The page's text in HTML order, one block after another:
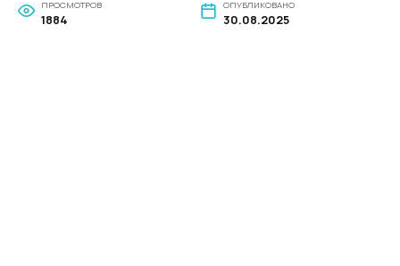
ПРОСМОТРОВ
1884
ОПУБЛИКОВАНО
30.08.2025